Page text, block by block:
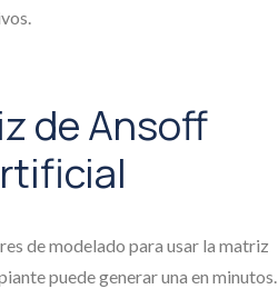
de Ansoff
de modelado para usar la matriz
puede generar una en minutos.